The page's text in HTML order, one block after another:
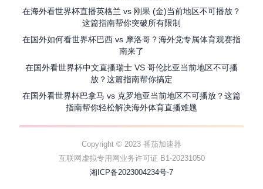
在海外看世界杯直播英格兰 vs 刚果 (金)当前地区不可播放？
这篇指南帮你突破所有限制
在国外如何看世界杯巴西 vs 摩洛哥？海外党专属体育观赛指
南来了
在国外看世界杯中文直播瑞士 VS 哥伦比亚当前地区不可播
放？这篇指南帮你搞定
在国外看世界杯巴拿马 vs 克罗地亚当前地区不可播放？这篇
指南帮你轻松解决海外体育直播难题
Copyright © 2023 番茄加速器
互联网虚拟专用网业务许可证 B1-20231050
湘ICP备2023004234号-7